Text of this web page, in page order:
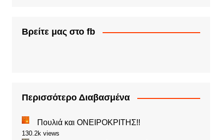
Βρείτε μας στο fb
Περισσότερο Διαβασμένα
Πουλιά και ΟΝΕΙΡΟΚΡΙΤΗΣ!!
130.2k views